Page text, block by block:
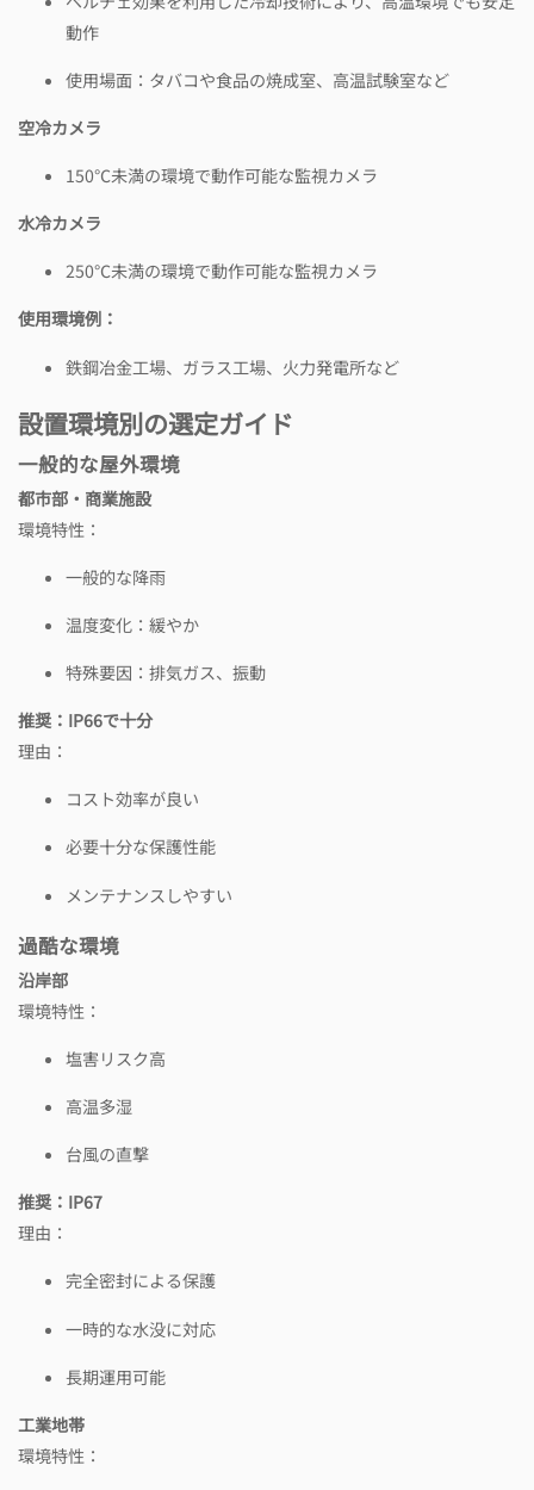
動作
使用場面：タバコや食品の焼成室、高温試験室など
空冷カメラ
150℃未満の環境で動作可能な監視カメラ
水冷カメラ
250℃未満の環境で動作可能な監視カメラ
使用環境例：
鉄鋼冶金工場、ガラス工場、火力発電所など
設置環境別の選定ガイド
一般的な屋外環境
都市部・商業施設
環境特性：
一般的な降雨
温度変化：緩やか
特殊要因：排気ガス、振動
推奨：IP66で十分
理由：
コスト効率が良い
必要十分な保護性能
メンテナンスしやすい
過酷な環境
沿岸部
環境特性：
塩害リスク高
高温多湿
台風の直撃
推奨：IP67
理由：
完全密封による保護
一時的な水没に対応
長期運用可能
工業地帯
環境特性：